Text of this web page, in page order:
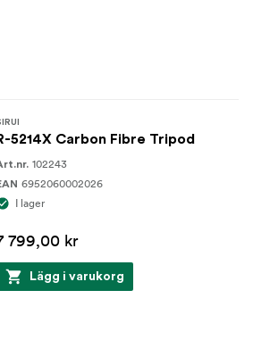
5214X Carbon Fibre Tripod
102243
6952060002026
I lager
799,00 kr
Lägg i varukorg